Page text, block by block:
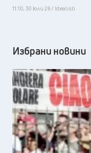
11:10, 30 юли 26 / Idealisti
Избрани новини